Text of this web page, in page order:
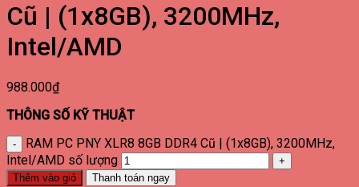
Cũ | (1x8GB), 3200MHz,
Intel/AMD
988.000₫
THÔNG SỐ KỸ THUẬT
RAM PC PNY XLR8 8GB DDR4 Cũ | (1x8GB), 3200MHz,
Intel/AMD số lượng
Thêm vào giỏ Thanh toán ngay